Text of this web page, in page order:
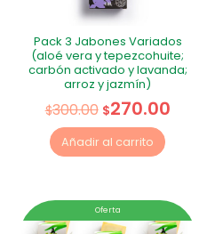
Pack 3 Jabones Variados
(aloé vera y tepezcohuite;
carbón activado y lavanda;
arroz y jazmín)
$300.00 $270.00
Añadir al carrito
Oferta